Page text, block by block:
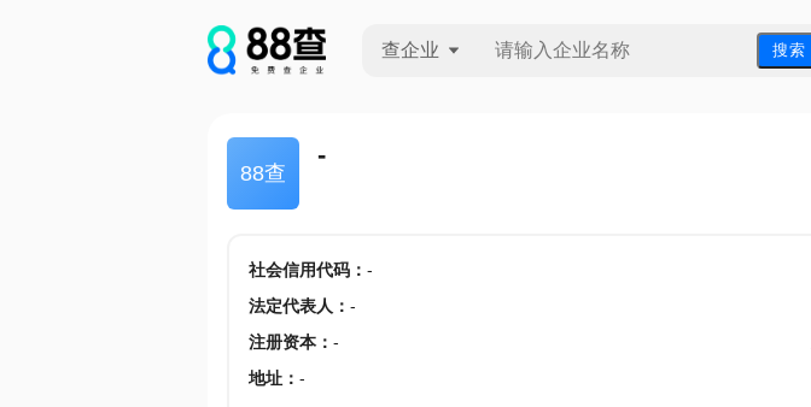
查企业 搜 索
88查
-
社会信用代码： -
法定代表人 ： -
注册资本： -
地址： -